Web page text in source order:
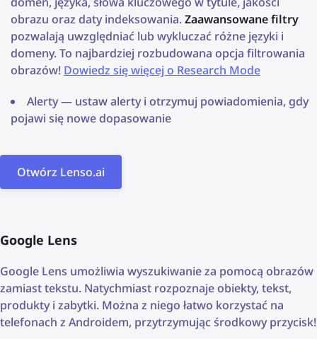
obrazu oraz daty indeksowania.Zaawansowane filtry
pozwalają uwzględniać lub wykluczać różne języki i
domeny. To najbardziej rozbudowana opcja filtrowania
obrazów! Dowiedz się więcej o Research Mode
Alerty — ustaw alerty i otrzymuj powiadomienia, gdy
pojawi się nowe dopasowanie
Otwórz Lenso.ai
Google Lens
Google Lens umożliwia wyszukiwanie za pomocą obrazów
zamiast tekstu. Natychmiast rozpoznaje obiekty, tekst,
produkty i zabytki. Można z niego łatwo korzystać na
telefonach z Androidem, przytrzymując środkowy przycisk!